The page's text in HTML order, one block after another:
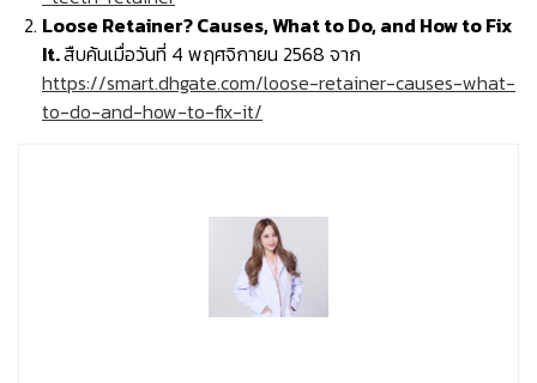
Loose Retainer? Causes, What to Do, and How to Fix
It.สืบค้นเมื่อวันที่ 4 พฤศจิกายน 2568 จาก
https://smart.dhgate.com/loose-retainer-causes-what-
to-do-and-how-to-fix-it/